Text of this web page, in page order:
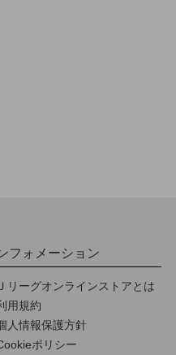
フォメーション
Ｊリーグオンラインストアとは
用規約
人情報保護方針
ポリシー